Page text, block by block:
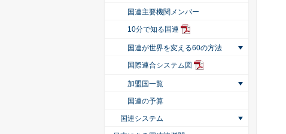
国連主要機関メンバー
10分で知る国連
国連が世界を変える60の方法
国際連合システム図
加盟国一覧
国連の予算
国連システム